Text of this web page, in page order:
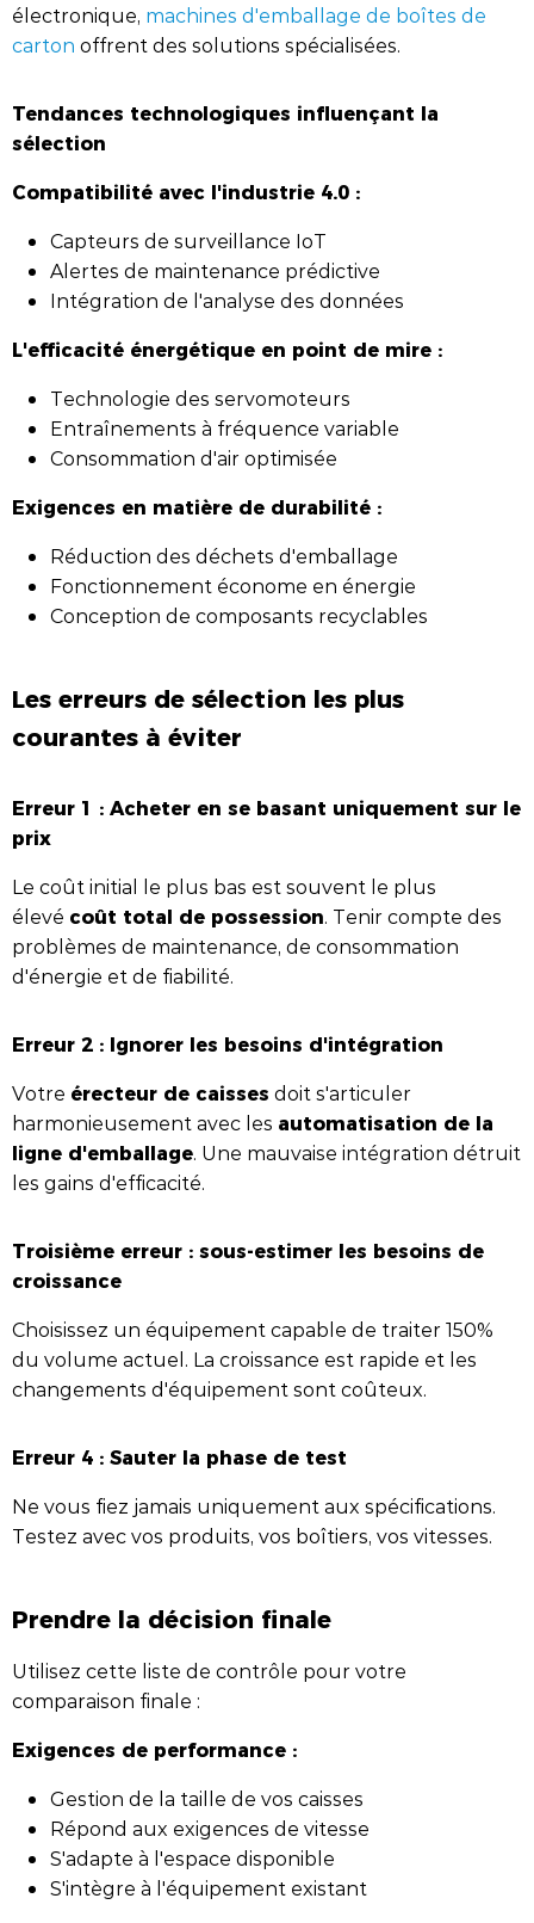
électronique, machines d'emballage de boîtes de
carton offrent des solutions spécialisées.
Tendances technologiques influençant la
sélection
Compatibilité avec l'industrie 4.0 :
Capteurs de surveillance IoT
Alertes de maintenance prédictive
Intégration de l'analyse des données
L'efficacité énergétique en point de mire :
Technologie des servomoteurs
Entraînements à fréquence variable
Consommation d'air optimisée
Exigences en matière de durabilité :
Réduction des déchets d'emballage
Fonctionnement économe en énergie
Conception de composants recyclables
Les erreurs de sélection les plus
courantes à éviter
Erreur 1 : Acheter en se basant uniquement sur le
prix
Le coût initial le plus bas est souvent le plus
élevé coût total de possession. Tenir compte des
problèmes de maintenance, de consommation
d'énergie et de fiabilité.
Erreur 2 : Ignorer les besoins d'intégration
Votre érecteur de caisses doit s'articuler
harmonieusement avec les automatisation de la
ligne d'emballage. Une mauvaise intégration détruit
les gains d'efficacité.
Troisième erreur : sous-estimer les besoins de
croissance
Choisissez un équipement capable de traiter 150%
du volume actuel. La croissance est rapide et les
changements d'équipement sont coûteux.
Erreur 4 : Sauter la phase de test
Ne vous fiez jamais uniquement aux spécifications.
Testez avec vos produits, vos boîtiers, vos vitesses.
Prendre la décision finale
Utilisez cette liste de contrôle pour votre
comparaison finale :
Exigences de performance :
Gestion de la taille de vos caisses
Répond aux exigences de vitesse
S'adapte à l'espace disponible
S'intègre à l'équipement existant